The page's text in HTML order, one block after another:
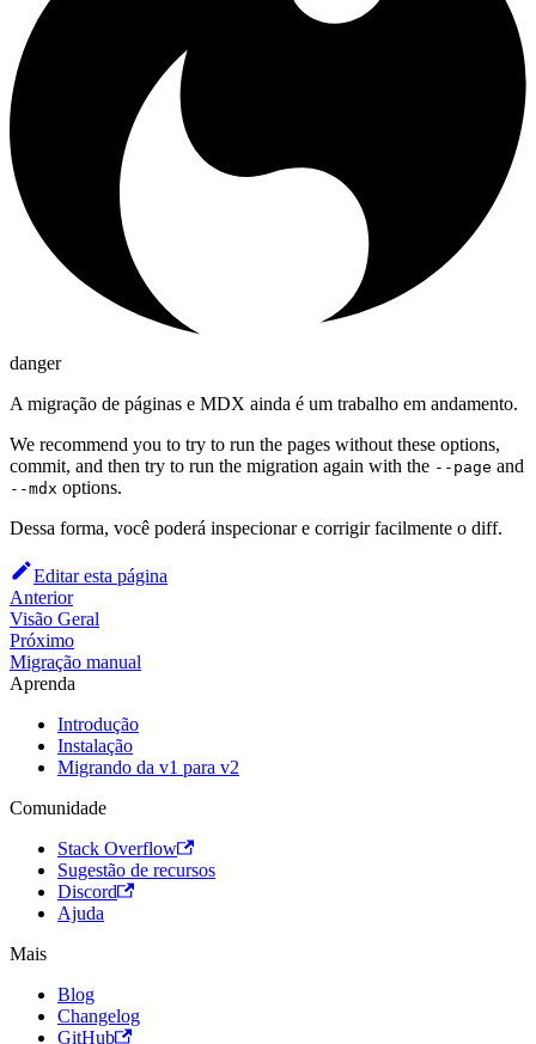
danger
A migração de páginas e MDX ainda é um trabalho em andamento.
We recommend you to try to run the pages without these options,
commit, and then try to run the migration again with the --page and
--mdx options.
Dessa forma, você poderá inspecionar e corrigir facilmente o diff.
Editar esta página
Anterior
Visão Geral
Próximo
Migração manual
Aprenda
Introdução
Instalação
Migrando da v1 para v2
Comunidade
Stack Overflow
Sugestão de recursos
Discord
Ajuda
Mais
Blog
Changelog
GitHub